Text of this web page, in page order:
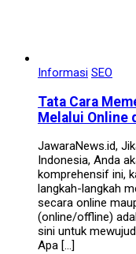
Informasi SEO
Tata Cara
Melalui Online
JawaraNews.id,
Indonesia, Anda
komprehensif ini,
langkah-langkah
secara online
(online/offline)
sini untuk
Apa […]